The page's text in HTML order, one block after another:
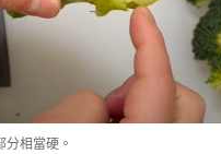
相當硬。